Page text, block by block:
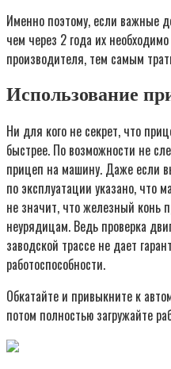
Именно поэтому, если важные
чем через 2 года их
производителя, тем самым
Использование
Ни для кого не секрет, что
быстрее. По возможности не
прицеп на машину. Даже если
по эксплуатации указано, что
не значит, что железный конь
неурядицам. Ведь проверка
заводской трассе не дает
работоспособности.
Обкатайте и привыкните к
потом полностью загружайте